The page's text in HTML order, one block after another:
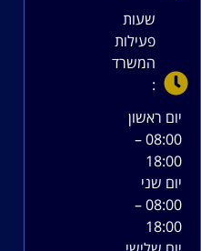
שעות
פעילות
המשרד
:
יום ראשון
08:00 –
18:00
יום שני
08:00 –
18:00